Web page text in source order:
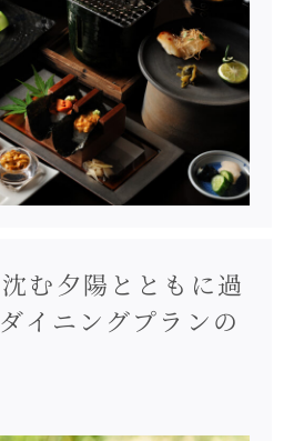
む夕陽とともに過
イニングプランの